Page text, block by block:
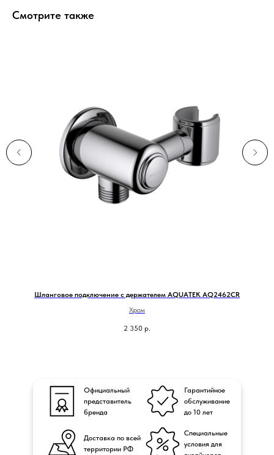
Смотрите также
Шланговое подключение с держателем AQUATEK AQ2462CR
Хром
2 350 р.
Официальный
представитель
бренда
Доставка по всей
территории РФ
Гарантийное
обслуживание
до 10 лет
Специальные
условия для